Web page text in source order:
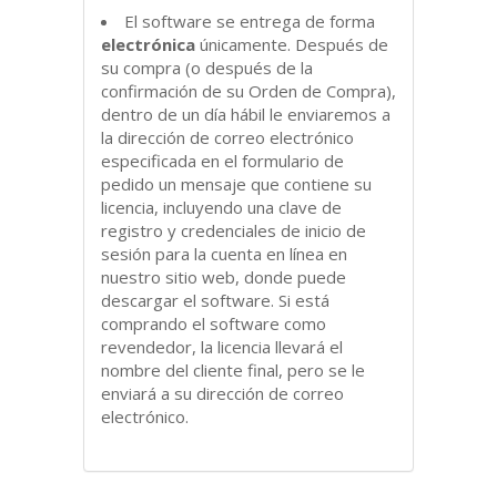
El software se entrega de forma
electrónica únicamente. Después de
su compra (o después de la
confirmación de su Orden de Compra),
dentro de un día hábil le enviaremos a
la dirección de correo electrónico
especificada en el formulario de
pedido un mensaje que contiene su
licencia, incluyendo una clave de
registro y credenciales de inicio de
sesión para la cuenta en línea en
nuestro sitio web, donde puede
descargar el software. Si está
comprando el software como
revendedor, la licencia llevará el
nombre del cliente final, pero se le
enviará a su dirección de correo
electrónico.